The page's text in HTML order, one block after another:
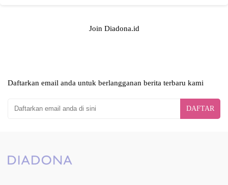
Join Diadona.id
Daftarkan email anda untuk berlangganan berita terbaru kami
DAFTAR